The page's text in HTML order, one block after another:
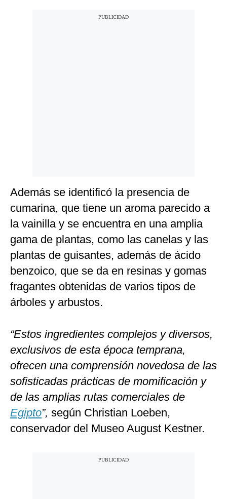
Además se identificó la presencia de
cumarina, que tiene un aroma parecido a
la vainilla y se encuentra en una amplia
gama de plantas, como las canelas y las
plantas de guisantes, además de ácido
benzoico, que se da en resinas y gomas
fragantes obtenidas de varios tipos de
árboles y arbustos.
“Estos ingredientes complejos y diversos,
exclusivos de esta época temprana,
ofrecen una comprensión novedosa de las
sofisticadas prácticas de momificación y
de las amplias rutas comerciales de
Egipto”, según Christian Loeben,
conservador del Museo August Kestner.